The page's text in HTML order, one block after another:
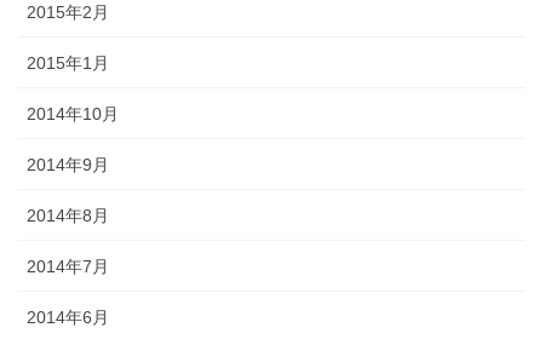
2015年2月
2015年1月
2014年10月
2014年9月
2014年8月
2014年7月
2014年6月